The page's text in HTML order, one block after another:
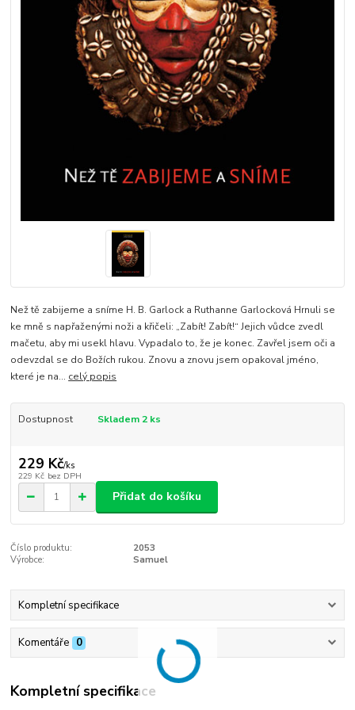
Než tě zabijeme a sníme H. B. Garlock a Ruthanne Garlocková Hrnuli se
ke mně s napřaženými noži a křičeli: „Zabít! Zabít!“ Jejich vůdce zvedl
mačetu, aby mi usekl hlavu. Vypadalo to, že je konec. Zavřel jsem oči a
odevzdal se do Božích rukou. Znovu a znovu jsem opakoval jméno,
které je na... celý popis
Dostupnost Skladem 2 ks
229 Kč/ks
229 Kč bez DPH
Přidat do košíku
Číslo produktu:
2053
Výrobce:
Samuel
Kompletní specifikace
Komentáře 0
Kompletní specifikace